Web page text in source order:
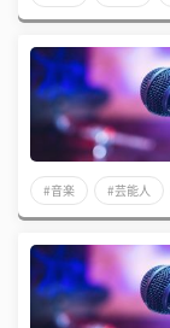
#音楽 #芸能人